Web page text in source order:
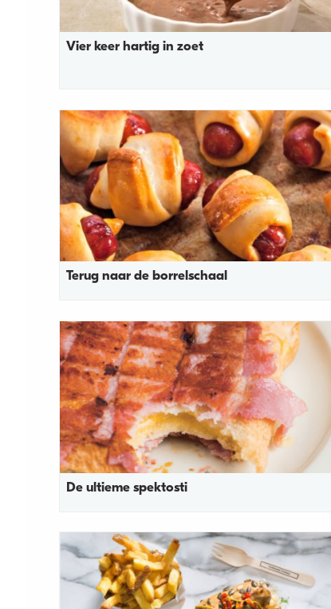
Vier keer hartig in zoet
Terug naar de borrelschaal
De ultieme spektosti